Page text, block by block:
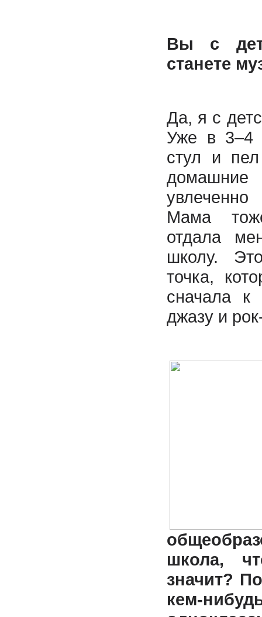
Вы с
станете
Да, я с
Уже в 3–4
стул и
Мама
отдала
школу.
точка,
сначала к
джазу и
школа,
значит?
кем-